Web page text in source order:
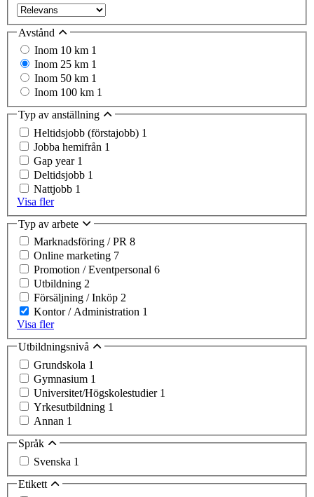
Avstånd
Inom 10 km 1
Inom 25 km 1
Inom 50 km 1
Inom 100 km 1
Typ av anställning
Heltidsjobb (förstajobb) 1
Jobba hemifrån 1
Gap year 1
Deltidsjobb 1
Nattjobb 1
Visa fler
Typ av arbete
Marknadsföring / PR 8
Online marketing 7
Promotion / Eventpersonal 6
Utbildning 2
Försäljning / Inköp 2
Kontor / Administration 1
Visa fler
Utbildningsnivå
Grundskola 1
Gymnasium 1
Universitet/Högskolestudier 1
Yrkesutbildning 1
Annan 1
Språk
Svenska 1
Etikett